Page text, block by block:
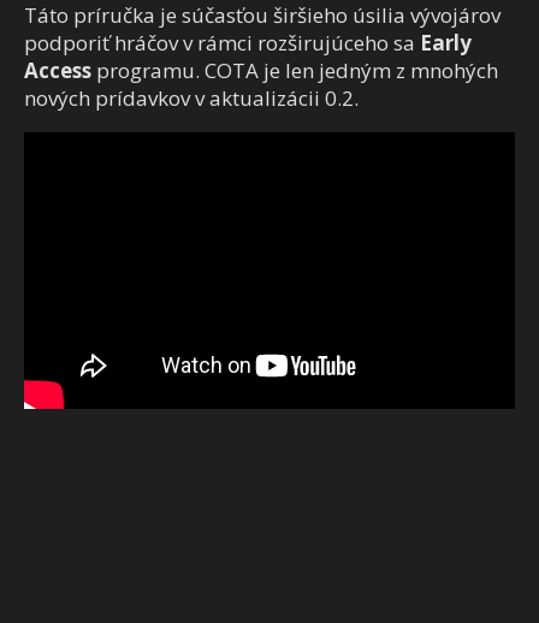
Táto príručka je súčasťou širšieho úsilia vývojárov
podporiť hráčov v rámci rozširujúceho sa Early
Access programu. COTA je len jedným z mnohých
nových prídavkov v aktualizácii 0.2.